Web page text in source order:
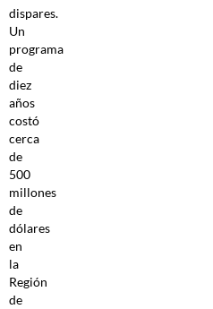
dispares.
Un
programa
de
diez
años
costó
cerca
de
500
millones
de
dólares
en
la
Región
de